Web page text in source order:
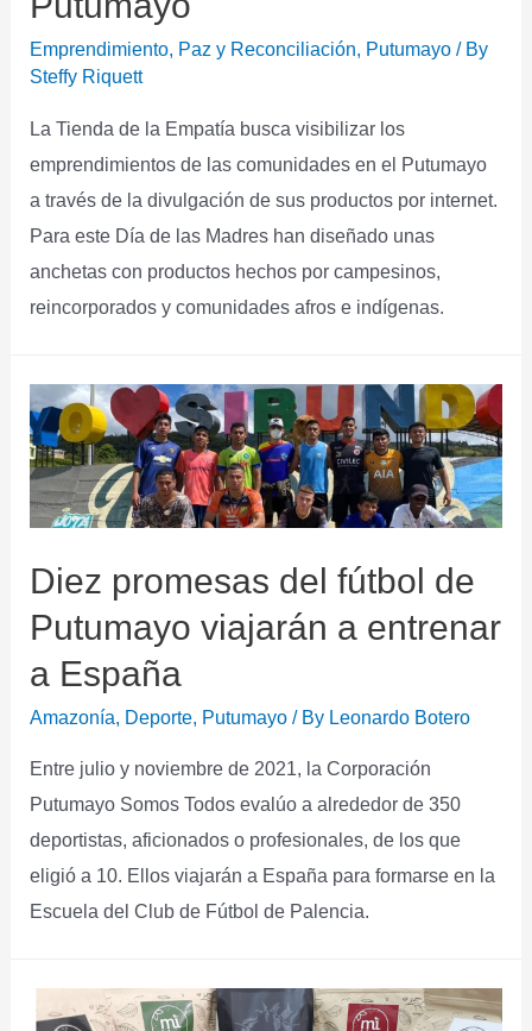
Emprendimiento, Paz y Reconciliación, Putumayo / By
Steffy Riquett
La Tienda de la Empatía busca visibilizar los
emprendimientos de las comunidades en el Putumayo
a través de la divulgación de sus productos por internet.
Para este Día de las Madres han diseñado unas
anchetas con productos hechos por campesinos,
reincorporados y comunidades afros e indígenas.
Diez promesas del fútbol de
Putumayo viajarán a entrenar
a España
Amazonía, Deporte, Putumayo / By Leonardo Botero
Entre julio y noviembre de 2021, la Corporación
Putumayo Somos Todos evalúo a alrededor de 350
deportistas, aficionados o profesionales, de los que
eligió a 10. Ellos viajarán a España para formarse en la
Escuela del Club de Fútbol de Palencia.